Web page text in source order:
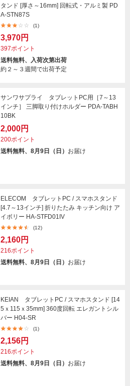
タンド [厚さ～16mm] 回転式・アルミ製 PD
A-STN87S
(1)
3,970円
397ポイント
送料無料、入荷次第出荷
約２～３週間で出荷予定
サンワサプライ タブレットPC用［7～13
インチ］ 三脚取り付けホルダー PDA-TABH
10BK
2,000円
200ポイント
送料無料、8月9日（日） お届け
ELECOM タブレットPC / スマホスタンド
[4.7～13インチ] 折りたたみ キッチン向け ア
イボリー HA-STFD01IV
(12)
2,160円
216ポイント
送料無料、8月9日（日） お届け
KEIAN タブレットPC / スマホスタンド [14
5ｘ115ｘ35mm] 360度回転 エレガントシル
バー H04-SR
(1)
2,156円
216ポイント
送料無料、8月9日（日） お届け